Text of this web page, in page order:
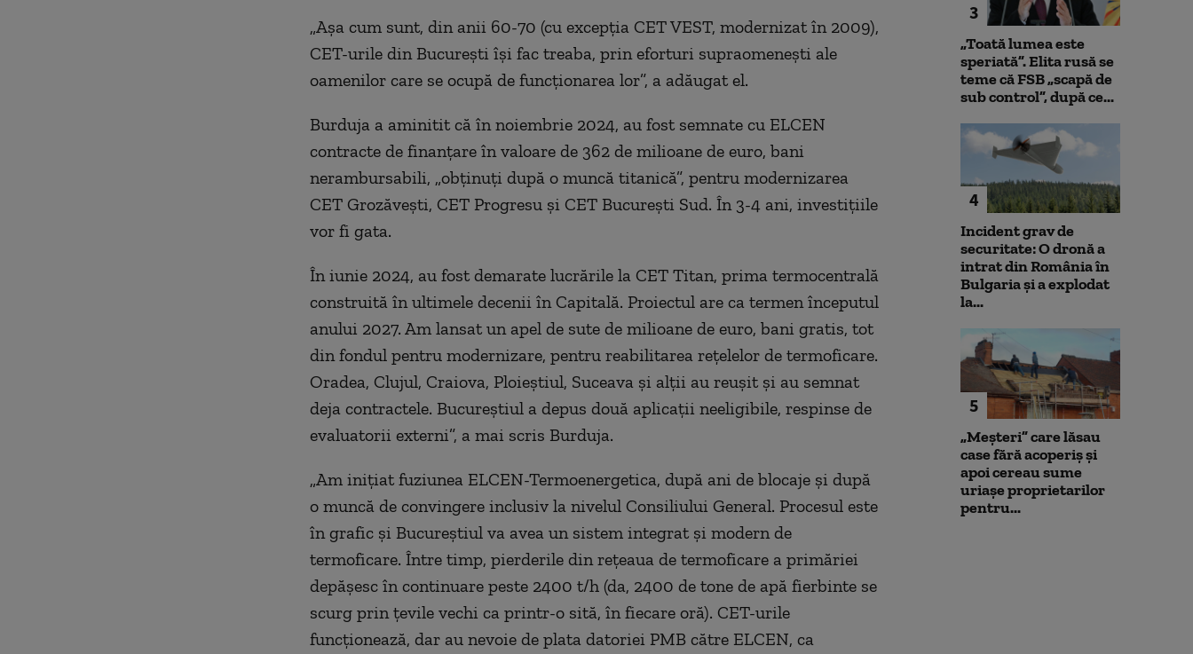
„Așa cum sunt, din anii 60-70 (cu excepția CET VEST, modernizat în 2009),
CET-urile din București își fac treaba, prin eforturi supraomenești ale
oamenilor care se ocupă de funcționarea lor”, a adăugat el.
Burduja a aminitit că în noiembrie 2024, au fost semnate cu ELCEN
contracte de finanțare în valoare de 362 de milioane de euro, bani
nerambursabili, „obținuți după o muncă titanică”, pentru modernizarea
CET Grozăvești, CET Progresu și CET București Sud. În 3-4 ani, investițiile
vor fi gata.
În iunie 2024, au fost demarate lucrările la CET Titan, prima termocentrală
construită în ultimele decenii în Capitală. Proiectul are ca termen începutul
anului 2027. Am lansat un apel de sute de milioane de euro, bani gratis, tot
din fondul pentru modernizare, pentru reabilitarea rețelelor de termoficare.
Oradea, Clujul, Craiova, Ploieștiul, Suceava și alții au reușit și au semnat
deja contractele. Bucureștiul a depus două aplicații neeligibile, respinse de
evaluatorii externi”, a mai scris Burduja.
„Am inițiat fuziunea ELCEN-Termoenergetica, după ani de blocaje și după
o muncă de convingere inclusiv la nivelul Consiliului General. Procesul este
în grafic și Bucureștiul va avea un sistem integrat și modern de
termoficare. Între timp, pierderile din rețeaua de termoficare a primăriei
depășesc în continuare peste 2400 t/h (da, 2400 de tone de apă fierbinte se
scurg prin țevile vechi ca printr-o sită, în fiecare oră). CET-urile
funcționează, dar au nevoie de plata datoriei PMB către ELCEN, ca
3
„Toată lumea este
speriată”. Elita rusă se
teme că FSB „scapă de
sub control”, după ce...
4
Incident grav de
securitate: O dronă a
intrat din România în
Bulgaria şi a explodat
la...
5
„Meșteri” care lăsau
case fără acoperiș și
apoi cereau sume
uriașe proprietarilor
pentru...